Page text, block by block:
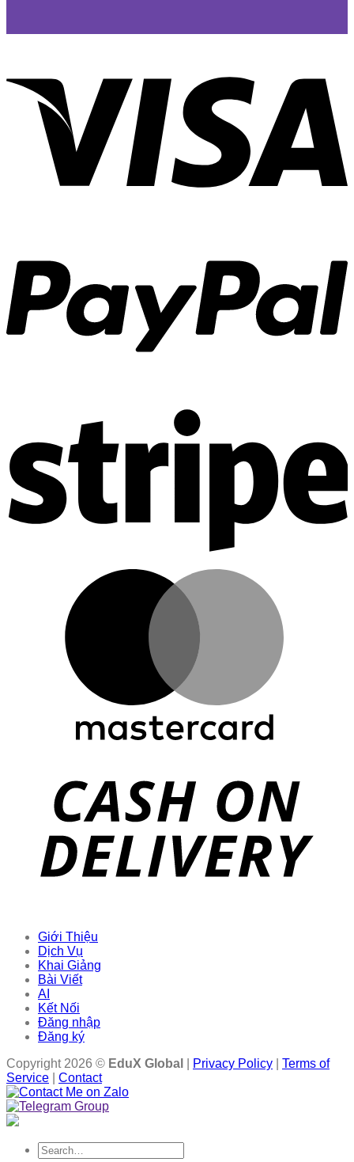
Giới Thiệu
Dịch Vụ
Khai Giảng
Bài Viết
AI
Kết Nối
Đăng nhập
Đăng ký
Copyright 2026 © EduX Global Privacy Policy
Terms of
Service
Contact
Search